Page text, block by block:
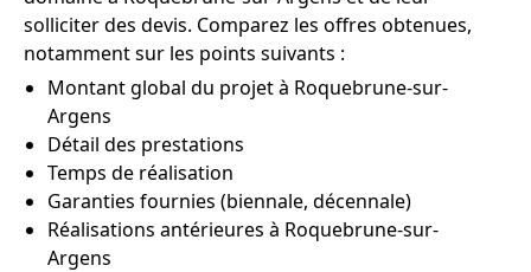
solliciter des devis. Comparez les offres obtenues,
notamment sur les points suivants :
Montant global du projet à Roquebrune-sur-
Argens
Détail des prestations
Temps de réalisation
Garanties fournies (biennale, décennale)
Réalisations antérieures à Roquebrune-sur-
Argens